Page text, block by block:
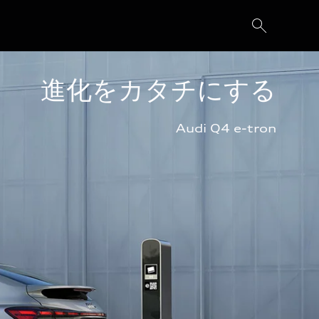
進化をカタチにする
Audi Q4 e-tron